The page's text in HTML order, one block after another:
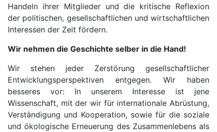
Handeln ihrer Mitglieder und die kritische Reflexion
der politischen, gesellschaftlichen und wirtschaftlichen
Interessen der Zeit fördern.
Wir nehmen die Geschichte selber in die Hand!
Wir stehen jeder Zerstörung gesellschaftlicher
Entwicklungsperspektiven entgegen. Wir haben
besseres vor: In unserem Interesse ist jene
Wissenschaft, mit der wir für internationale Abrüstung,
Verständigung und Kooperation, sowie für die soziale
und ökologische Erneuerung des Zusammenlebens als